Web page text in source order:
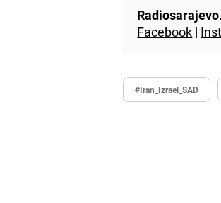
Facebook |
#Iran_Izrael_SAD